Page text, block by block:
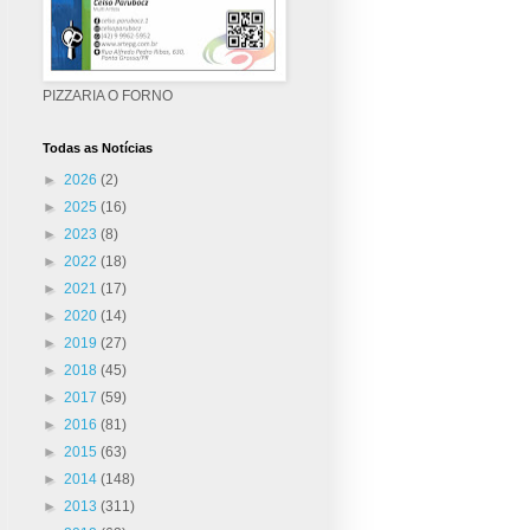
PIZZARIA O FORNO
Todas as Notícias
► 2026 (2)
► 2025 (16)
► 2023 (8)
► 2022 (18)
► 2021 (17)
► 2020 (14)
► 2019 (27)
► 2018 (45)
► 2017 (59)
► 2016 (81)
► 2015 (63)
► 2014 (148)
► 2013 (311)